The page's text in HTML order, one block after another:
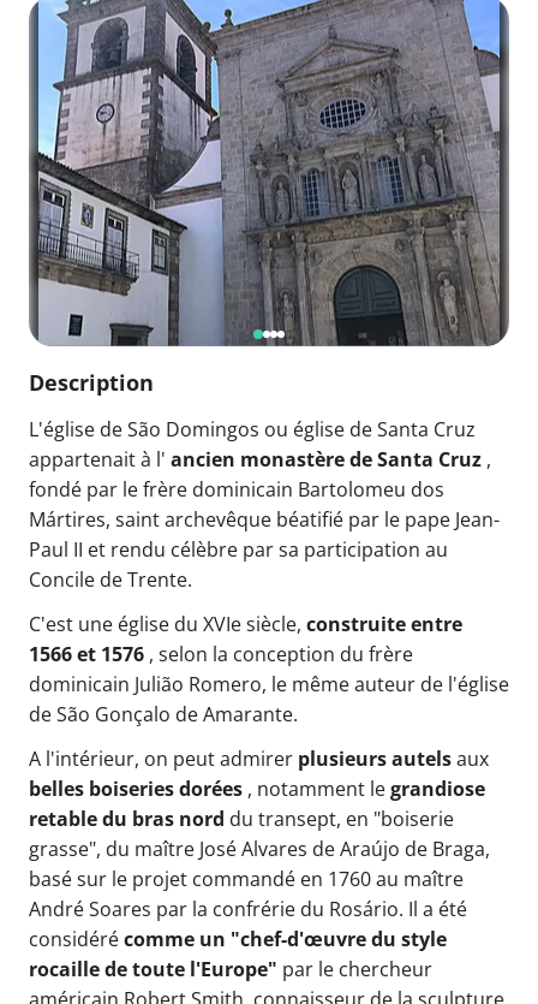
Description
L'église de São Domingos ou église de Santa Cruz
appartenait à l' ancien monastère de Santa Cruz ,
fondé par le frère dominicain Bartolomeu dos
Mártires, saint archevêque béatifié par le pape Jean-
Paul II et rendu célèbre par sa participation au
Concile de Trente.
C'est une église du XVIe siècle, construite entre
1566 et 1576 , selon la conception du frère
dominicain Julião Romero, le même auteur de l'église
de São Gonçalo de Amarante.
A l'intérieur, on peut admirer plusieurs autelsaux
belles boiseries dorées , notamment legrandiose
retable du bras nord du transept, en "boiserie
grasse", du maître José Alvares de Araújo de Braga,
basé sur le projet commandé en 1760 au maître
André Soares par la confrérie du Rosário. Il a été
considérécomme un "chef-d'œuvre du style
rocaille de toute l'Europe" par le chercheur